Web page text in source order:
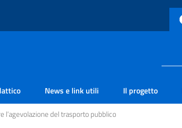
News e link utili Il progetto
del trasporto pubblico